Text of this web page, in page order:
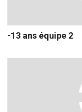
-13 ans équipe 2